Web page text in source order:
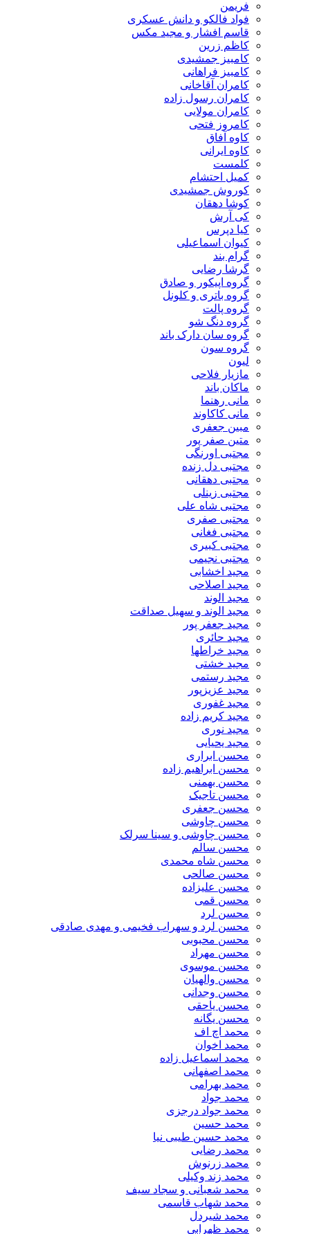
فواد فالکو و دانش عسکری
قاسم افشار و مجید مکس
کاظم زرین
کامبیز جمشیدی
کامبیز فراهانی
کامران آقاخانی
کامران رسول زاده
کامران مولایی
کامروز فتحی
کاوه ایرانی
کمیل احتشام
کوروش جمشیدی
کوشا دهقان
کیوان اسماعیلی
گرشا رضایی
گروه اپیکور و صادق
گروه باتری و کلونل
گروه پالت
گروه دنگ شو
گروه سان دارک باند
گروه سون
مازیار فلاحی
مانی رهنما
مانی کاکاوند
مبین جعفری
متین صفر پور
مجتبی اورنگی
مجتبی دل زنده
مجتبی دهقانی
مجتبی زینلی
مجتبی شاه علی
مجتبی صفری
مجتبی فغانی
مجتبی کبیری
مجتبی نجیمی
مجید اخشابی
مجید اصلاحی
مجید الوند و سهیل صداقت
مجید جعفر پور
مجید حائری
مجید خراطها
مجید خشتی
مجید رستمی
مجید عزیزپور
مجید غفوری
مجید کریم زاده
مجید نوری
مجید یحیایی
محسن ابراری
محسن ابراهیم زاده
محسن بهمنی
محسن تاجیک
محسن جعفری
محسن چاوشی
محسن چاوشی و سینا سرلک
محسن سالم
محسن شاه محمدی
محسن صالحی
محسن علیزاده
محسن قمی
محسن لرد
محسن لرد و سهراب فخیمی و مهدی صادقی
محسن محبوبی
محسن مهراد
محسن موسوی
محسن والهیان
محسن وجدانی
محسن یاحقی
محسن یگانه
محمد اچ اف
محمد اخوان
محمد اسماعیل زاده
محمد اصفهانی
محمد بهرامی
محمد جواد
محمد جواد درجزی
محمد حسین
محمد حسین طیبی نیا
محمد رضایی
محمد زرنوش
محمد زند وکیلی
محمد شعبانی و سجاد سیف
محمد شهاب قاسمی
​محمد شیردل
محمد ظهرابی